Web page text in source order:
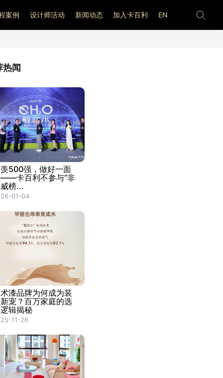
案例 设计师活动 新闻动态 加入卡百利 EN
热闻
500强，做好一面
卡百利不参与“非
榜...
01-04
漆品牌为何成为装
宠？百万家庭的选
辑揭秘
11-26